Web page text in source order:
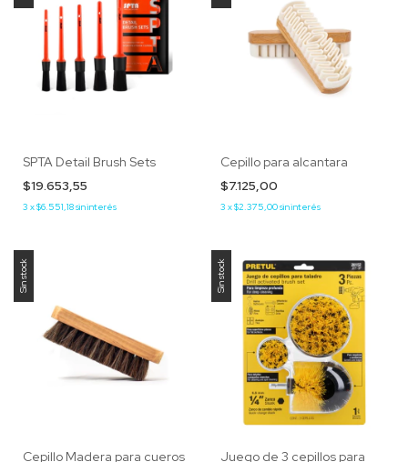
SPTA Detail Brush Sets
$19.653,55
3 x$6.551,18sin interés
Cepillo para alcantara
$7.125,00
3 x$2.375,00sin interés
Sin stock
Cepillo Madera para cueros
Sin stock
Juego de 3 cepillos para